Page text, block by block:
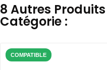
8 Autres
Catégorie :
COMPATIBLE